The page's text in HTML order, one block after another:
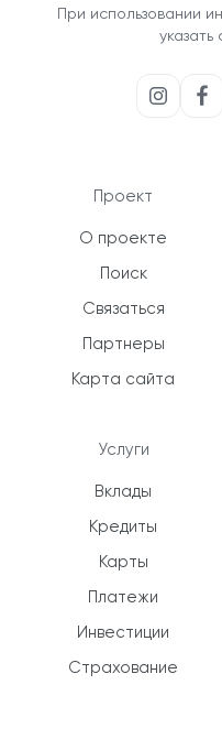
При использовании
указать
Проект
О проекте
Поиск
Связаться
Партнеры
Карта сайта
Услуги
Вклады
Кредиты
Карты
Платежи
Инвестиции
Страхование